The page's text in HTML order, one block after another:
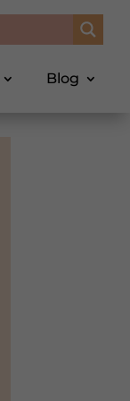
Blog